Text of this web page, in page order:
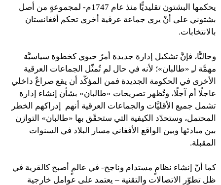
يحكمها البشتون تقليديًّا منذ عام 1747م- لمجموعةٍ من أصل
بشتوني على أنْ يرى جماعة عرقية أخرى تحكم أفغانستان
بالانتخابات.
وحاليًّا، فإنَّ تشكيل إدارة جديدة أمرٌ حيوي كخطوة سياسيَّة
مهمَّة لـِ «طالبان»؛ لأنه في حال لم تُمثّل الجماعات العرقية
الأخرى في الحكومة الجديدة فمن المؤكّد أن يقع صراعٌ داخلي
عاجلًا أم آجلًا، وتُظهر تصريحات «طالبان» بشأن إنشاء إدارة
تشمل جميع الأقليَّات والجماعات العرقية أنهم إدراكهم الخطر
المحتمل، وستحدّد الكيفية التي ستحقّق بها «طالبان» التوازن
بين مبادئها وبين الواقع الأفغاني مسار البلاد في السنوات
المقبلة.
كما أنّ إنشاء نظامٍ مستدام وناجح- في عالمٍ أصبح كالقرية في
ظل تطوّر الاتصالات والتقنية – يعتمد على عوامل خارجية